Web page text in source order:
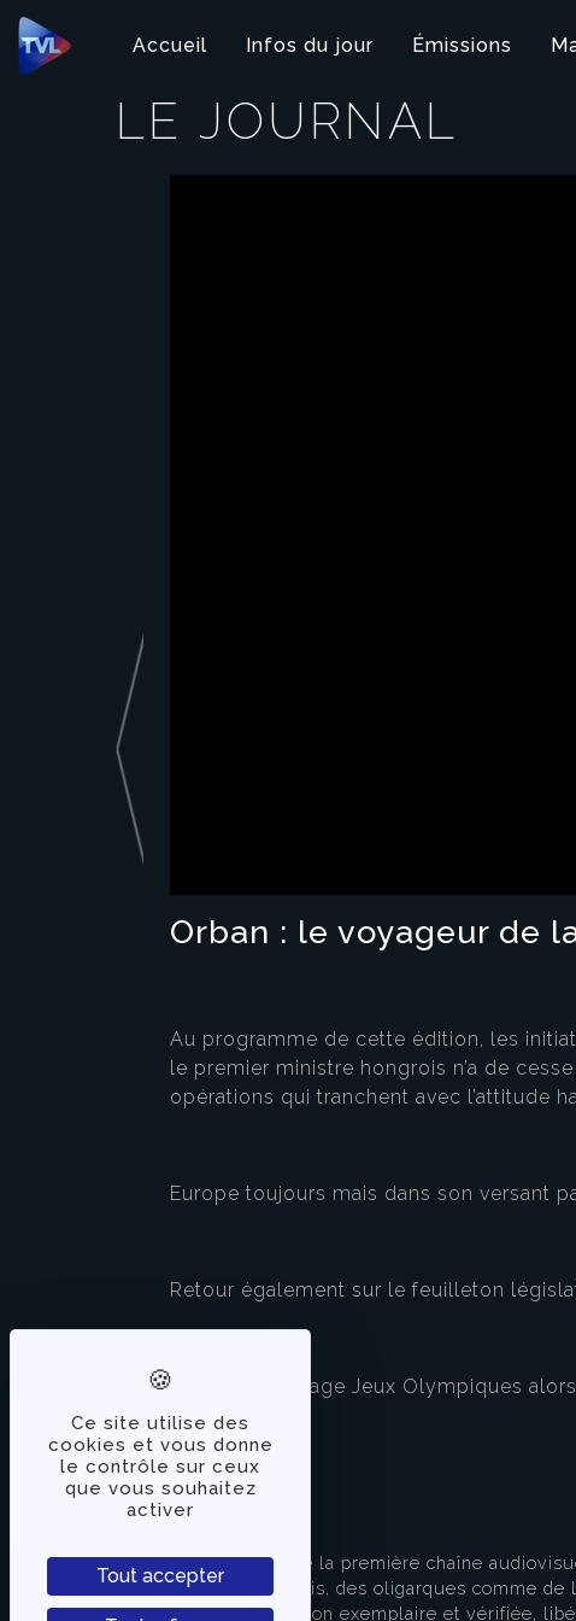
Panneau de gestion des cookies
Ce site utilise des
cookies et vous donne
le contrôle sur ceux
que vous souhaitez
activer
Tout accepter
Accueil Infos du jour Émissions
LE JOURNAL
Orban : le voyageur de
Au programme de cette édition, les
le premier ministre hongrois n’a de
opérations qui tranchent avec l’attitude
Europe toujours mais dans son versant
Retour également sur le feuilleton
Et enfin, une page Jeux Olympiques
TVLibertés représente la première chaîne
indépendante des partis, des oligarques comme
apporter une information exemplaire et vérifiée,